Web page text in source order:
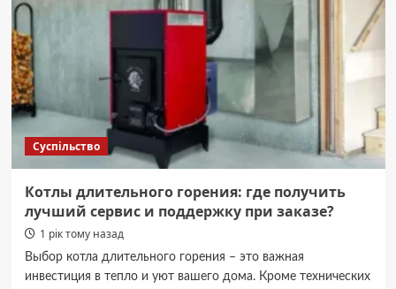
Суспільство
Котлы длительного горения: где получить
лучший сервис и поддержку при заказе?
1 рік тому назад
Выбор котла длительного горения – это важная
инвестиция в тепло и уют вашего дома. Кроме технических